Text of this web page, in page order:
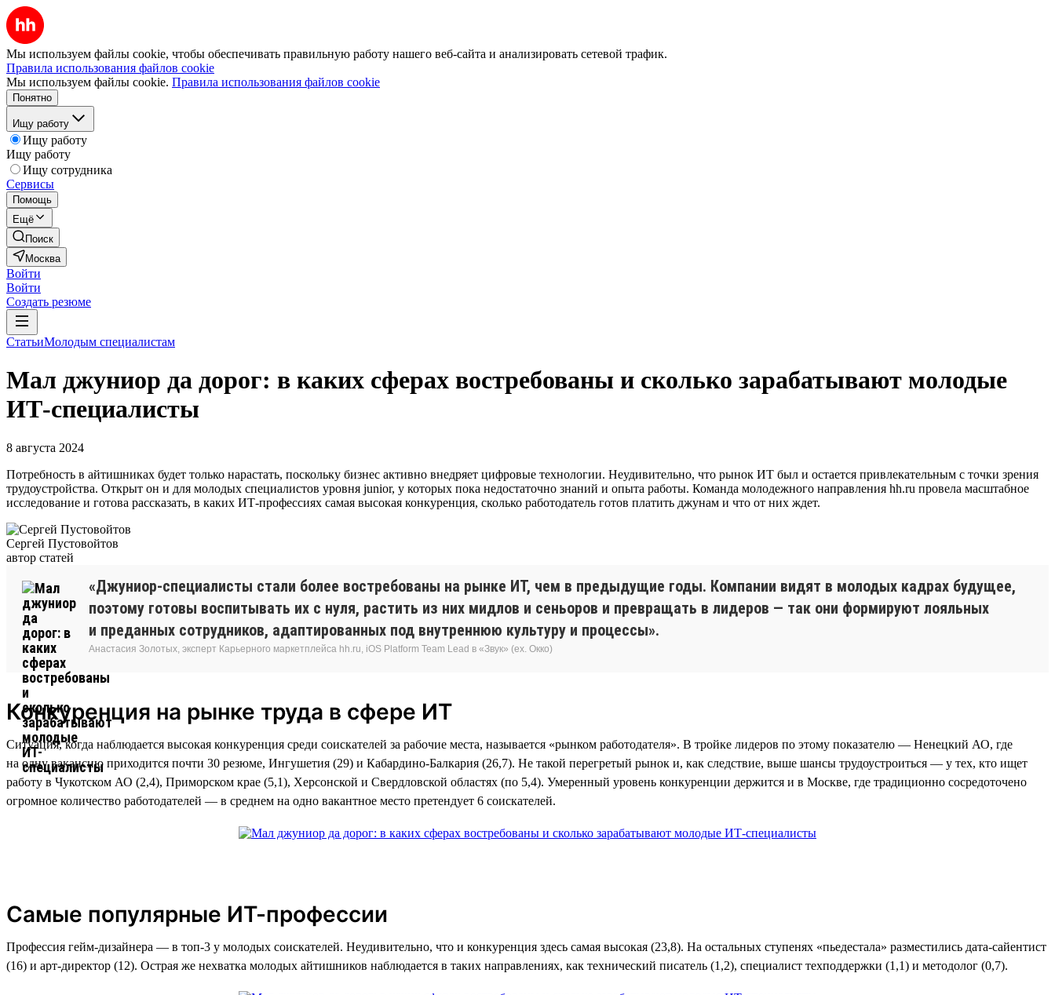
Мы используем файлы cookie, чтобы обеспечивать правильную работу нашего веб-сайта и анализировать сетевой трафик.
Правила использования файлов cookie
Мы используем файлы cookie. Правила использования файлов cookie
Понятно
Ищу работу
Ищу работу
Ищу работу
Ищу сотрудника
Сервисы
Помощь
Ещё
Поиск
Москва
Войти
Войти
Создать резюме
СтатьиМолодым специалистам
Мал джуниор да дорог: в каких сферах востребованы и сколько зарабатывают молодые
ИТ-специалисты
8 августа 2024
Потребность в айтишниках будет только нарастать, поскольку бизнес активно внедряет цифровые технологии. Неудивительно, что рынок ИТ был и остается привлекательным с точки зрения
трудоустройства. Открыт он и для молодых специалистов уровня junior, у которых пока недостаточно знаний и опыта работы. Команда молодежного направления hh.ru провела масштабное
исследование и готова рассказать, в каких ИТ-профессиях самая высокая конкуренция, сколько работодатель готов платить джунам и что от них ждет.
Сергей Пустовойтов
автор статей
«Джуниор-специалисты стали более востребованы на рынке ИТ, чем в предыдущие годы. Компании видят в молодых кадрах будущее,
поэтому готовы воспитывать их с нуля, растить из них мидлов и сеньоров и превращать в лидеров — так они формируют лояльных
и преданных сотрудников, адаптированных под внутреннюю культуру и процессы».
Анастасия Золотых, эксперт Карьерного маркетплейса hh.ru, iOS Platform Team Lead в «Звук» (ex. Окко)
Конкуренция на рынке труда в сфере ИТ
Ситуация, когда наблюдается высокая конкуренция среди соискателей за рабочие места, называется «рынком работодателя». В тройке лидеров по этому показателю — Ненецкий АО, где
на одну вакансию приходится почти 30 резюме, Ингушетия (29) и Кабардино-Балкария (26,7). Не такой перегретый рынок и, как следствие, выше шансы трудоустроиться — у тех, кто ищет
работу в Чукотском АО (2,4), Приморском крае (5,1), Херсонской и Свердловской областях (по 5,4). Умеренный уровень конкуренции держится и в Москве, где традиционно сосредоточено
огромное количество работодателей — в среднем на одно вакантное место претендует 6 соискателей.
Самые популярные ИТ-профессии
Профессия гейм-дизайнера — в топ-3 у молодых соискателей. Неудивительно, что и конкуренция здесь самая высокая (23,8). На остальных ступенях «пьедестала» разместились дата-сайентист
(16) и арт-директор (12). Острая же нехватка молодых айтишников наблюдается в таких направлениях, как технический писатель (1,2), специалист техподдержки (1,1) и методолог (0,7).